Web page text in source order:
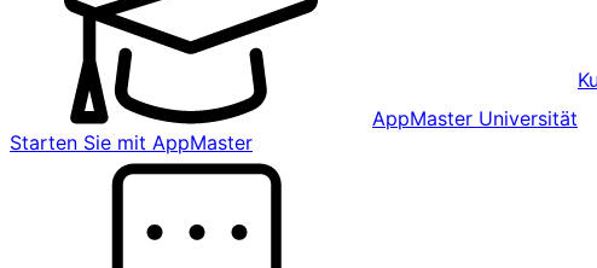
AppMaster Universität
Starten Sie mit AppMaster